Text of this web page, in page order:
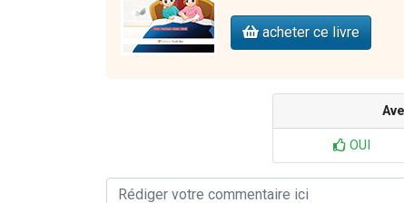
acheter ce livre
OUI